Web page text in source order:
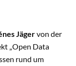
Jägervon der
„Open Data
rund um